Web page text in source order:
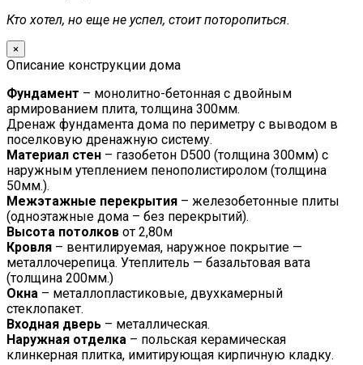
Кто хотел, но еще не успел, стоит поторопиться.
×
Описание конструкции дома
Фундамент – монолитно-бетонная с двойным
армированием плита, толщина 300мм.
Дренаж фундамента дома по периметру с выводом в
поселковую дренажную систему.
Материал стен – газобетон D500 (толщина 300мм) с
наружным утеплением пенополистиролом (толщина
50мм.).
Межэтажные перекрытия – железобетонные плиты
(одноэтажные дома – без перекрытий).
Высота потолков от 2,80м
Кровля – вентилируемая, наружное покрытие —
металлочерепица. Утеплитель — базальтовая вата
(толщина 200мм.)
Окна – металлопластиковые, двухкамерный
стеклопакет.
Входная дверь – металлическая.
Наружная отделка – польская керамическая
клинкерная плитка, имитирующая кирпичную кладку.